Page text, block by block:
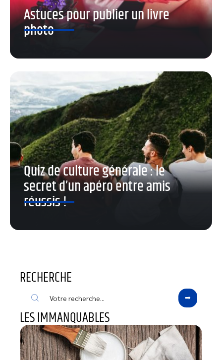
Astuces pour publier un livre
photo
Quiz de culture générale : le
secret d’un apéro entre amis
réussis !
RECHERCHE
LES IMMANQUABLES